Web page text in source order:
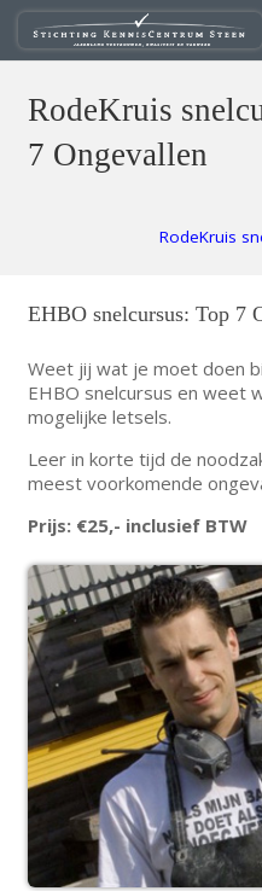
RodeKruis
7 Ongevallen
RodeKruis
EHBO snelcursus: Top 7
Weet jij wat je moet doen
EHBO snelcursus en weet
mogelijke letsels.
Leer in korte tijd de
meest voorkomende
Prijs: €25,- inclusief BTW